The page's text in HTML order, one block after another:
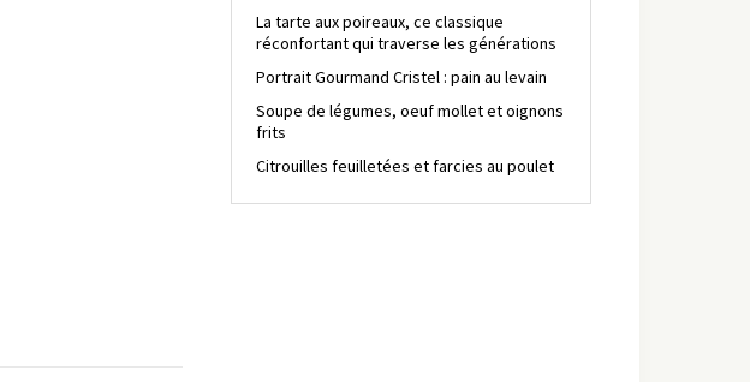
La tarte aux poireaux, ce classique
réconfortant qui traverse les générations
Portrait Gourmand Cristel : pain au levain
Soupe de légumes, oeuf mollet et oignons
frits
Citrouilles feuilletées et farcies au poulet